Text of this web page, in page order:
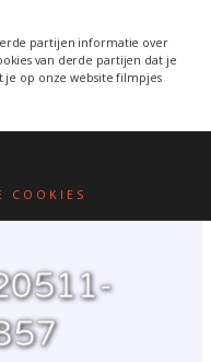
partijen informatie over
van derde partijen dat je
je op onze website filmpjes
COOKIES